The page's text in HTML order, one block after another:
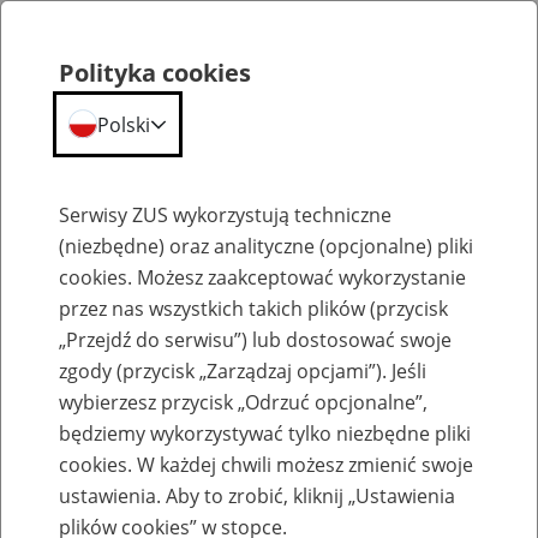
Emerytury
Baza zlikwidowanych lub
przekształconych zakładów pracy
Polityka cookies
Polski
Serwisy ZUS wykorzystują techniczne
(niezbędne) oraz analityczne (opcjonalne) pliki
cookies. Możesz zaakceptować wykorzystanie
przez nas wszystkich takich plików (przycisk
„Przejdź do serwisu”) lub dostosować swoje
zgody (przycisk „Zarządzaj opcjami”). Jeśli
wybierzesz przycisk „Odrzuć opcjonalne”,
będziemy wykorzystywać tylko niezbędne pliki
cookies. W każdej chwili możesz zmienić swoje
ustawienia. Aby to zrobić, kliknij „Ustawienia
plików cookies” w stopce.